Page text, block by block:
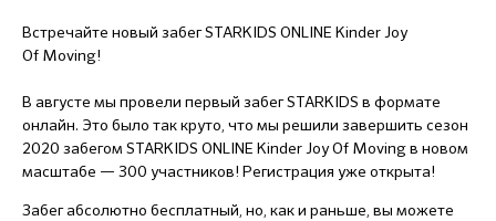
Встречайте новый забег STARKIDS ONLINE Kinder Joy
Of Moving!
В августе мы провели первый забег STARKIDS в формате
онлайн. Это было так круто, что мы решили завершить сезон
2020 забегом STARKIDS ONLINE Kinder Joy Of Moving в новом
масштабе — 300 участников! Регистрация уже открыта!
Забег абсолютно бесплатный, но, как и раньше, вы можете